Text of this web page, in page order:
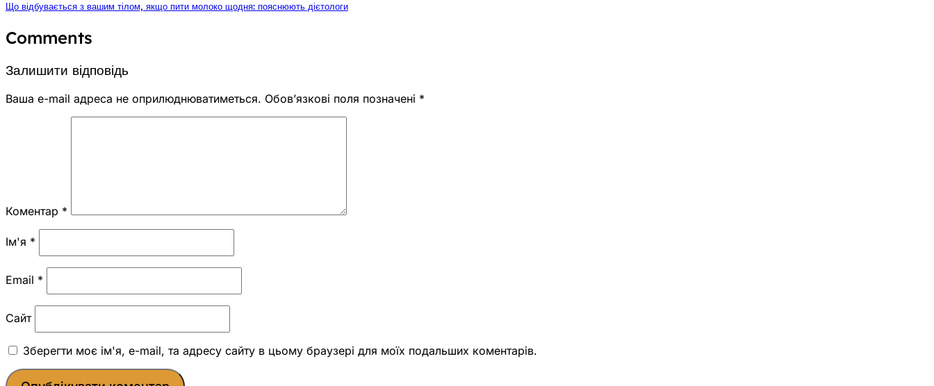
Що відбувається з вашим тілом, якщо пити молоко щодня: пояснюють дієтологи
Comments
Залишити відповідь
Ваша e-mail адреса не оприлюднюватиметься. Обов’язкові поля позначені *
Коментар *
Ім'я *
Email *
Сайт
Зберегти моє ім'я, e-mail, та адресу сайту в цьому браузері для моїх подальших коментарів.